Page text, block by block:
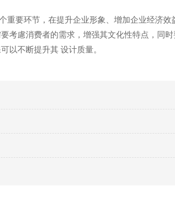
重要环节，在提升企业形象、增加企业经济
考慮消费者的需求，增强其文化性特点，同
以不断提升其 设计质量。